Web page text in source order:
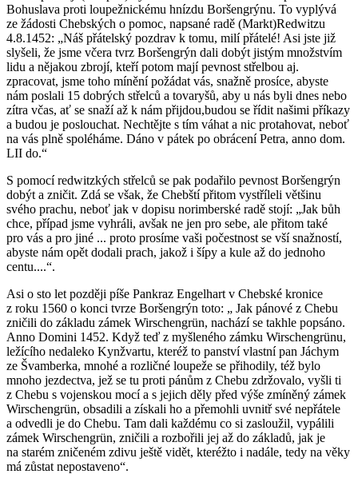
Bohuslava proti loupežnickému hnízdu Boršengrýnu. To vyplývá
ze žádosti Chebských o pomoc, napsané radě (Markt)Redwitzu
4.8.1452: „Náš přátelský pozdrav k tomu, milí přátelé! Asi jste již
slyšeli, že jsme včera tvrz Boršengrýn dali dobýt jistým množstvím
lidu a nějakou zbrojí, kteří potom mají pevnost střelbou aj.
zpracovat, jsme toho mínění požádat vás, snažně prosíce, abyste
nám poslali 15 dobrých střelců a tovaryšů, aby u nás byli dnes nebo
zítra včas, ať se snaží až k nám přijdou,budou se řídit našimi příkazy
a budou je poslouchat. Nechtějte s tím váhat a nic protahovat, neboť
na vás plně spoléháme. Dáno v pátek po obrácení Petra, anno dom.
LII do.“
S pomocí redwitzkých střelců se pak podařilo pevnost Boršengrýn
dobýt a zničit. Zdá se však, že Chebští přitom vystříleli většinu
svého prachu, neboť jak v dopisu norimberské radě stojí: „Jak bůh
chce, případ jsme vyhráli, avšak ne jen pro sebe, ale přitom také
pro vás a pro jiné ... proto prosíme vaši počestnost se vší snažností,
abyste nám opět dodali prach, jakož i šípy a kule až do jednoho
centu....“.
Asi o sto let později píše Pankraz Engelhart v Chebské kronice
z roku 1560 o konci tvrze Boršengrýn toto: „ Jak pánové z Chebu
zničili do základu zámek Wirschengrün, nachází se takhle popsáno.
Anno Domini 1452. Když teď z myšleného zámku Wirschengrünu,
ležícího nedaleko Kynžvartu, kteréž to panství vlastní pan Jáchym
ze Švamberka, mnohé a rozličné loupeže se přihodily, též bylo
mnoho jezdectva, jež se tu proti pánům z Chebu zdržovalo, vyšli ti
z Chebu s vojenskou mocí a s jejich děly před výše zmíněný zámek
Wirschengrün, obsadili a získali ho a přemohli uvnitř své nepřátele
a odvedli je do Chebu. Tam dali každému co si zasloužil, vypálili
zámek Wirschengrün, zničili a rozbořili jej až do základů, jak je
na starém zničeném zdivu ještě vidět, kteréžto i nadále, tedy na věky
má zůstat nepostaveno“.